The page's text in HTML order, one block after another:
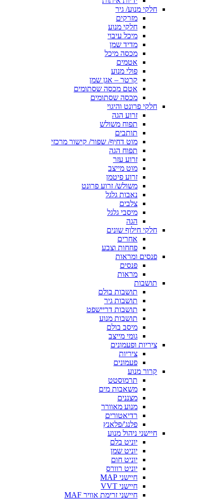
חלקי מנוע/ גיר
מזרקים
חלקי מנוע
מיכל עיבוי
מדיד שמן
מכסה מיכל
אטמים
פולי מנוע
קרטר – אגן שמן
אטם מכסה שסתומים
מכסה שסתומים
חלקי פרונט והיגוי
זרוע הגה
תפוח משולש
תותבים
מוט דחיף/ שפור/ קישור מרכזי
תפוח הגה
זרוע עזר
מוט מייצב
זרוע פיטמן
משולש/ זרוע פרונט
נאבות גלגל
צלבים
מיסבי גלגל
הגה
חלקי חילוף שונים
אחרים
פחחות וצבע
פנסים ומראות
פנסים
מראות
תושבות
תושבות בולם
תושבות גיר
תושבות דריישפט
תושבות מנוע
מיסב בולם
גומי מייצב
ציריות ופעמונים
ציריות
פעמונים
קרור מנוע
תרמוסטט
משאבות מים
מצננים
מנוע מאוורר
רדיאטורים
פלנג'/פלאנץ
חיישני ניהול מנוע
יוניט בלם
יוניט שמן
יוניט חום
יוניט רוורס
חיישני MAP
חיישני VVT
חיישני זרימת אוויר MAF